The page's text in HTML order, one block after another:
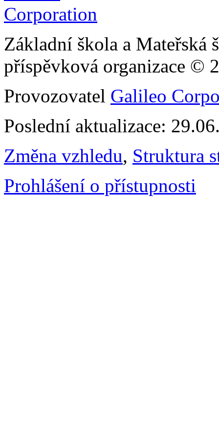
Základní škola a Mateřská
příspěvková organizace ©
Provozovatel Galileo
Poslední aktualizace:
Změna vzhledu, Struktura
Prohlášení o přístupnosti